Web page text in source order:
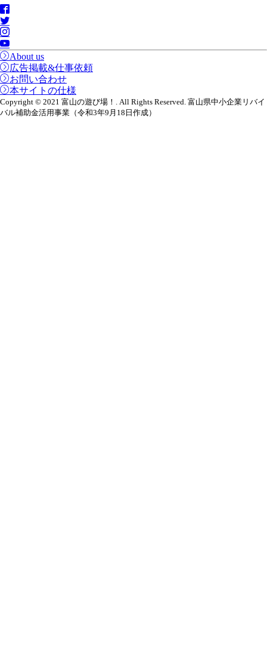
About us
広告掲載&仕事依頼
お問い合わせ
本サイトの仕様
Copyright © 2021 富山の遊び場！. All Rights Reserved. 富山県中小企業リバイ
バル補助金活用事業（令和3年9月18日作成）